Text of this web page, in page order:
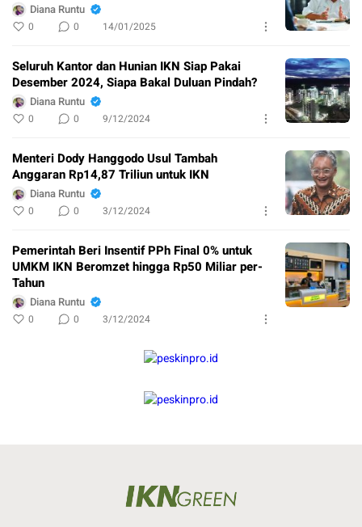
Diana Runtu
0 0 14/01/2025
Seluruh Kantor dan Hunian IKN Siap Pakai
Desember 2024, Siapa Bakal Duluan Pindah?
Diana Runtu
0 0 9/12/2024
Menteri Dody Hanggodo Usul Tambah
Anggaran Rp14,87 Triliun untuk IKN
Diana Runtu
0 0 3/12/2024
Pemerintah Beri Insentif PPh Final 0% untuk
UMKM IKN Beromzet hingga Rp50 Miliar per-
Tahun
Diana Runtu
0 0 3/12/2024